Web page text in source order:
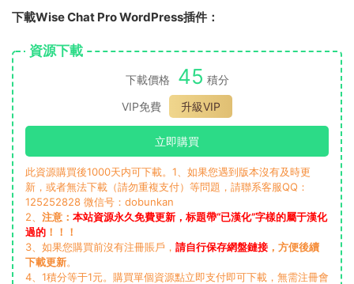
下載Wise Chat Pro WordPress插件：
資源下載
下載價格 45 積分
VIP免費
升級VIP
立即購買
此資源購買後1000天内可下載。1、如果您遇到版本沒有及時更
新，或者無法下載（請勿重複支付）等問題，請聯系客服QQ：
125252828 微信号：dobunkan
2、 注意： 本站資源永久免費更新，标題帶“已漢化”字樣的屬于漢化
過的 ！！！
3、如果您購買前沒有注冊賬戶， 請自行保存網盤鏈接 ，方便後續
下載更新。
4、1積分等于1元。購買單個資源點立即支付即可下載，無需注冊會